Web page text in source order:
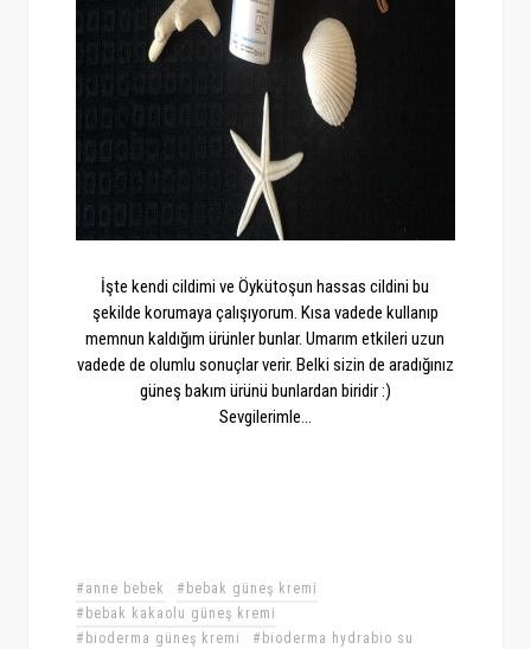
İşte kendi cildimi ve Öykütoşun hassas cildini bu
şekilde korumaya çalışıyorum. Kısa vadede kullanıp
memnun kaldığım ürünler bunlar. Umarım etkileri uzun
vadede de olumlu sonuçlar verir. Belki sizin de aradığınız
güneş bakım ürünü bunlardan biridir :)
Sevgilerimle...
#anne bebek
#bebak güneş kremi
#bebak kakaolu güneş kremi
#bioderma güneş kremi
#bioderma hydrabio su